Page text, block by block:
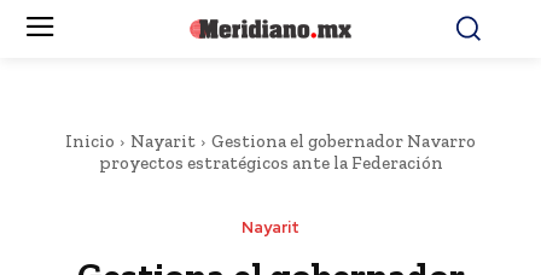
Inicio Nayarit
Gestiona el gobernador Navarro
proyectos estratégicos ante la Federación
Nayarit